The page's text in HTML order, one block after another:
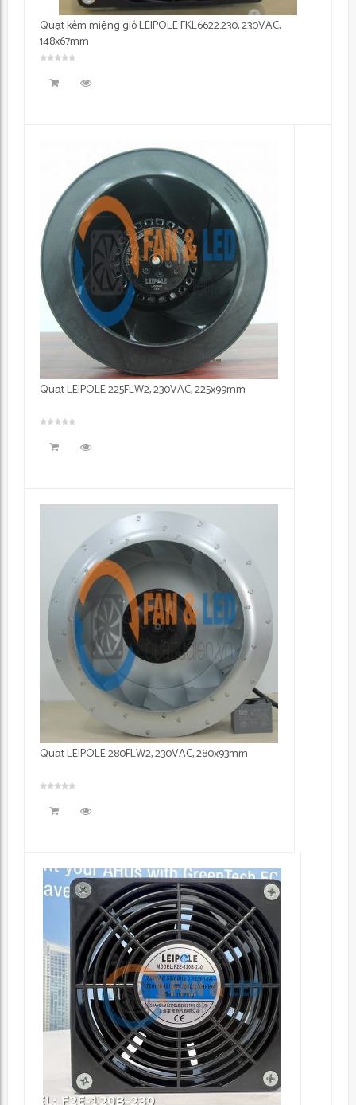
Quạt kèm miệng gió LEIPOLE FKL6622.230, 230VAC,
148x67mm
Quạt LEIPOLE 225FLW2, 230VAC, 225x99mm
Quạt LEIPOLE 280FLW2, 230VAC, 280x93mm